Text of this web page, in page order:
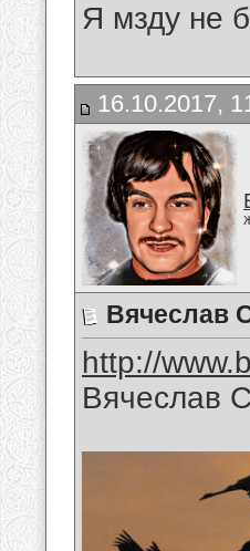
Я мзду не
16.10.2017,
Вячеслав
http://
Вячеслав